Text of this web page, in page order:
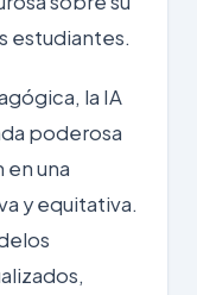
estudiantes.
la IA
poderosa
en una
y equitativa.